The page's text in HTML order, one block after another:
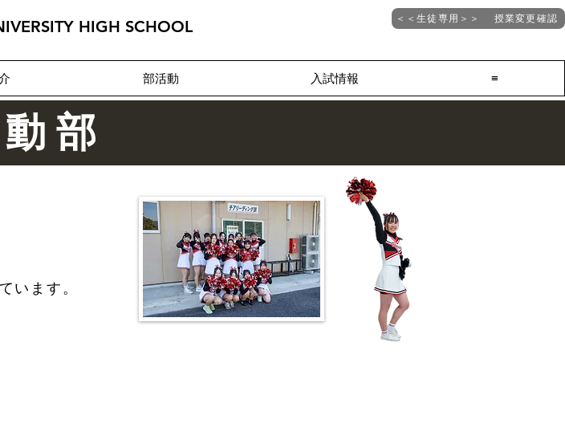
＜＜生徒専用＞＞ 授業変更確認
HIGH SCHOOL
部活動 入試情報 ≡
部
います。